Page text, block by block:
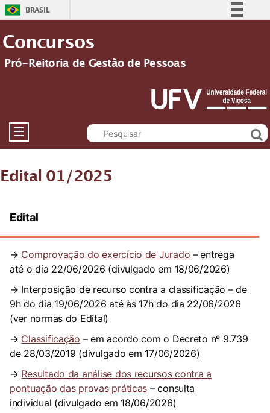
BRASIL
Participe
Legislação
Concursos
Pró-Reitoria de Gestão de Pessoas
☰
Edital 01/2025
Edital
→ Comprovação do exercício de Jurado – entrega
até o dia 22/06/2026 (divulgado em 18/06/2026)
→ Interposição de recurso contra a classificação – de
9h do dia 19/06/2026 até às 17h do dia 22/06/2026
(ver normas do Edital)
→ Classificação – em acordo com o Decreto nº 9.739
de 28/03/2019 (divulgado em 17/06/2026)
→ Resultado da análise dos recursos contra a
pontuação das provas práticas – consulta
individual (divulgado em 18/06/2026)